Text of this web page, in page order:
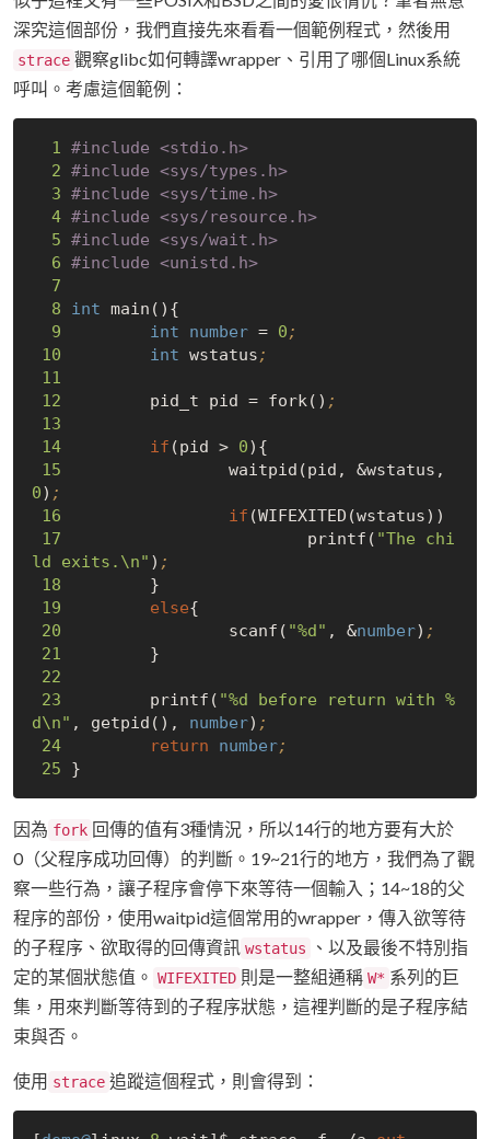
深究這個部份，我們直接先來看看一個範例程式，然後用
strace 觀察glibc如何轉譯wrapper、引用了哪個Linux系統
呼叫。考慮這個範例：
1 #include <stdio.h>
2 #include <sys/types.h>
3 #include <sys/time.h>
4 #include <sys/resource.h>
5 #include <sys/wait.h>
6 #include <unistd.h>
7
8
int main(){
9
int number = 0;
10
int wstatus;
11
12
         pid_t pid = fork()
;
13
14
if (pid > 0){
15
0) ;
16
if (WIFEXITED(wstatus))
17
                         printf(
"The chi
ld exits.\n" ) ;
18
         }
19
else{
20
                 scanf(
"%d" , &number) ;
21
         }
22
23
         printf(
"%d before return with %
d\n" , getpid(), number) ;
24
return number;
25
因為 fork 回傳的值有3種情況，所以14行的地方要有大於
0（父程序成功回傳）的判斷。19~21行的地方，我們為了觀
察一些行為，讓子程序會停下來等待一個輸入；14~18的父
程序的部份，使用waitpid這個常用的wrapper，傳入欲等待
的子程序、欲取得的回傳資訊 wstatus
、以及最後不特別指
定的某個狀態值。 WIFEXITED 則是一整組通稱 W* 系列的巨
集，用來判斷等待到的子程序狀態，這裡判斷的是子程序結
束與否。
使用 strace 追蹤這個程式，則會得到：